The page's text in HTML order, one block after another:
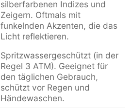
silberfarbenen Indizes und
Zeigern. Oftmals mit
funkelnden Akzenten, die das
Licht reflektieren.
Spritzwassergeschützt (in der
Regel 3 ATM). Geeignet für
den täglichen Gebrauch,
schützt vor Regen und
Händewaschen.